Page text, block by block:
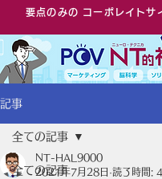
要点のみの コーポレイトサ
記事
全ての記事
全ての記事
NT-HAL9000
2021年7月28日 読了時間: